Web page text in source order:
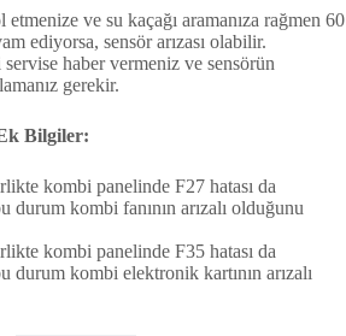
etmenize ve su kaçağı aramanıza rağmen 60
ediyorsa, sensör arızası olabilir.
haber vermeniz ve sensörün
gerekir.
Bilgiler:
kombi panelinde F27 hatası da
durum kombi fanının arızalı olduğunu
kombi panelinde F35 hatası da
durum kombi elektronik kartının arızalı